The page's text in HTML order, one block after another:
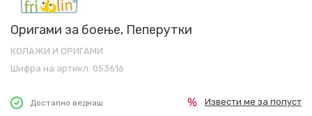
Оригами за боење, Пеперутки
КОЛАЖИ И ОРИГАМИ
Шифра на артикл: 053616
Достапно веднаш Извести ме за попуст